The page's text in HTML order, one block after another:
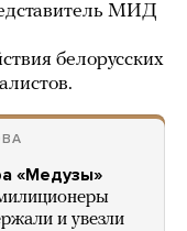
МИД
белорусских
«Медузы»
и увезли